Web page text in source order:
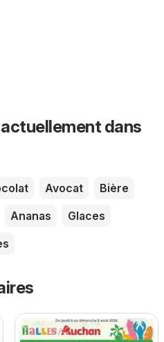
dans
Avocat
Bière
Ananas
Glaces